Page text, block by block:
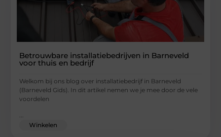
Betrouwbare installatiebedrijven in Barneveld
voor thuis en bedrijf
Welkom bij ons blog over installatiebedrijf in Barneveld
(Barneveld Gids). In dit artikel nemen we je mee door de vele
voordelen
Winkelen